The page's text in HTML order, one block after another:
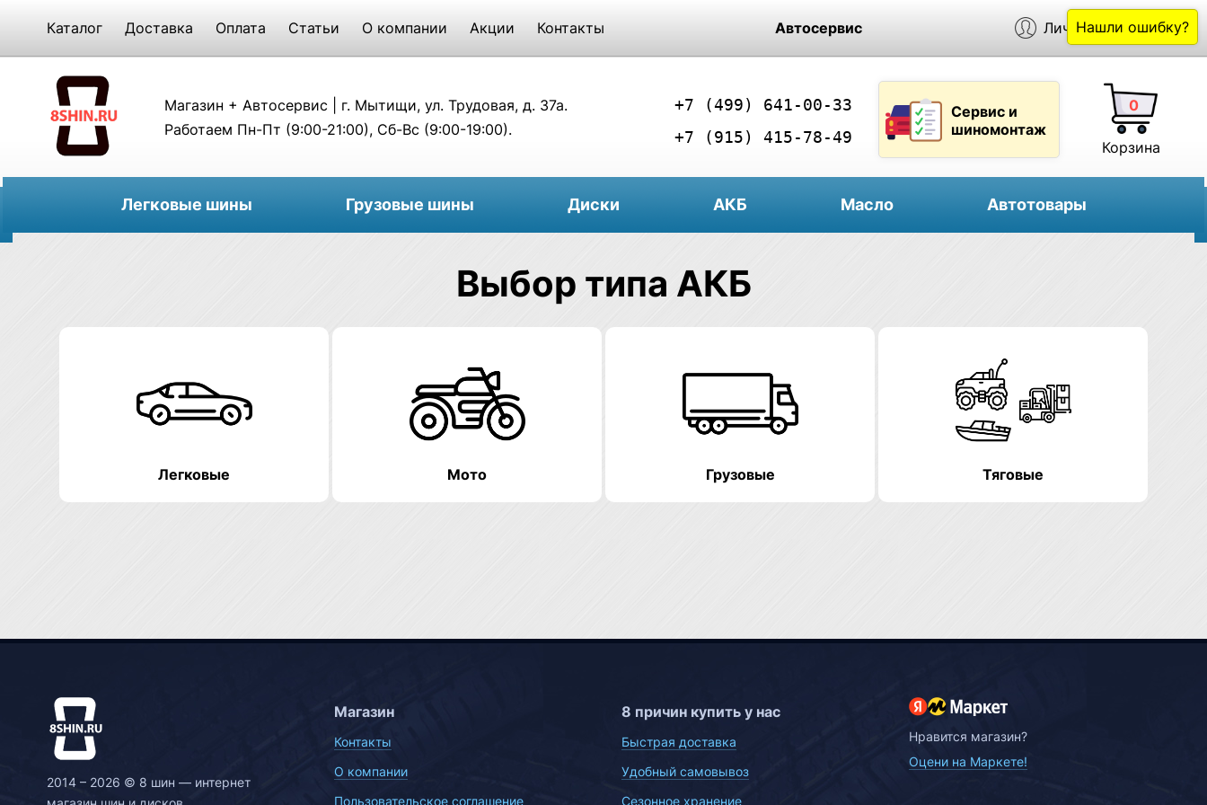
Каталог Доставка Оплата Статьи О компании Акции Контакты Автосервис Личный кабинет
Магазин + Автосервис | г. Мытищи, ул. Трудовая, д. 37а.
Работаем Пн-Пт (9:00-21:00), Сб-Вс (9:00-19:00).
+7 (499) 641-00-33
+7 (915) 415-78-49
Сервис и
шиномонтаж
0
Корзина
Легковые шины Грузовые шины Диски АКБ Масло Автотовары
Выбор типа АКБ
Легковые Мото Грузовые Тяговые
2014 – 2026 © 8 шин — интернет
Магазин
Контакты
О компании
Пользовательское соглашение
8 причин купить у нас
Быстрая доставка
Удобный самовывоз
Сезонное хранение
Нравится магазин?
Оцени на Маркете!
Нашли ошибку?